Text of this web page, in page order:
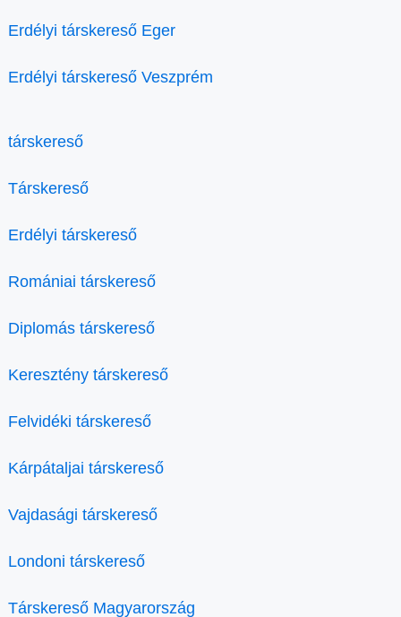
Erdélyi társkereső Eger
Erdélyi társkereső Veszprém
társkereső
Társkereső
Erdélyi társkereső
Romániai társkereső
Diplomás társkereső
Keresztény társkereső
Felvidéki társkereső
Kárpátaljai társkereső
Vajdasági társkereső
Londoni társkereső
Társkereső Magyarország